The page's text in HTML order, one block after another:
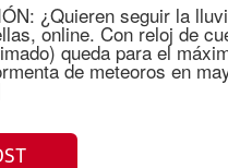
¿Quieren seguir la
online. Con reloj de
queda para el
de meteoros en